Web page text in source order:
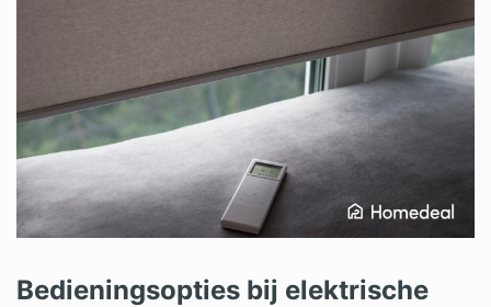
Bedieningsopties bij elektrische